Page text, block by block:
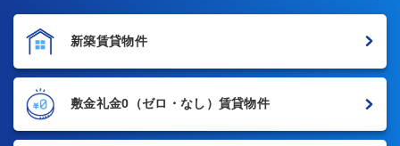
新築賃貸物件
敷金礼金0 （ゼロ・なし）賃貸物件